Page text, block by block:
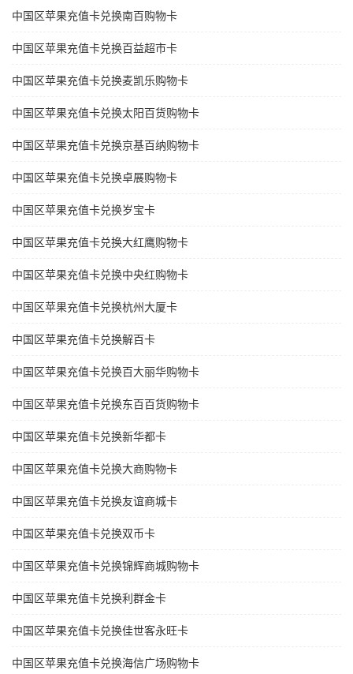
中国区苹果充值卡兑换南百购物卡
中国区苹果充值卡兑换百益超市卡
中国区苹果充值卡兑换麦凯乐购物卡
中国区苹果充值卡兑换太阳百货购物卡
中国区苹果充值卡兑换京基百纳购物卡
中国区苹果充值卡兑换卓展购物卡
中国区苹果充值卡兑换岁宝卡
中国区苹果充值卡兑换大红鹰购物卡
中国区苹果充值卡兑换中央红购物卡
中国区苹果充值卡兑换杭州大厦卡
中国区苹果充值卡兑换解百卡
中国区苹果充值卡兑换百大丽华购物卡
中国区苹果充值卡兑换东百百货购物卡
中国区苹果充值卡兑换新华都卡
中国区苹果充值卡兑换大商购物卡
中国区苹果充值卡兑换友谊商城卡
中国区苹果充值卡兑换双币卡
中国区苹果充值卡兑换锦辉商城购物卡
中国区苹果充值卡兑换利群金卡
中国区苹果充值卡兑换佳世客永旺卡
中国区苹果充值卡兑换海信广场购物卡